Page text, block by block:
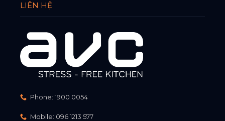
LIÊN HỆ
Phone: 1900 0054
Mobile: 096 1213 577